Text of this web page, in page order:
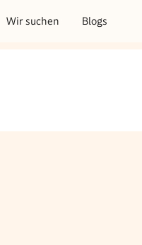
Wir suchen Blogs